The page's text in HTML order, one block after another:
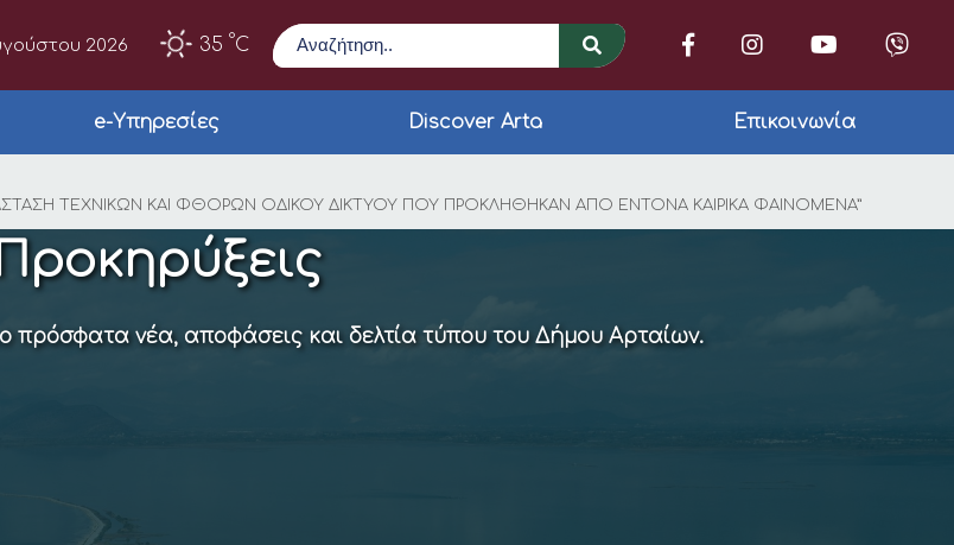
2026 35 °C
Αναζήτηση
e-Υπηρεσίες Discover Arta Επικοινωνία
για την ανάθεση του
ΤΕΧΝΙΚΩΝ ΚΑΙ ΦΘΟΡΩΝ ΟΔΙΚΟΥ ΔΙΚΤΥΟΥ ΠΟΥ ΠΡΟΚΛΗΘΗΚΑΝ ΑΠΟ ΕΝΤΟΝΑ ΚΑΙΡΙΚΑ ΦΑΙΝΟΜΕΝΑ”
πρόσφατα νέα, αποφάσεις και δελτία τύπου του Δήμου Αρταίων.